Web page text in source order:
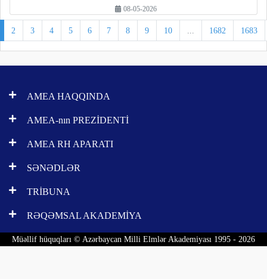
08-05-2026
2 3 4 5 6 7 8 9 10 ... 1682 1683
AMEA HAQQINDA
AMEA-nın PREZİDENTİ
AMEA RH APARATI
SƏNƏDLƏR
TRİBUNA
RƏQƏMSAL AKADEMİYA
Müəllif hüquqları © Azərbaycan Milli Elmlər Akademiyası 1995 - 2026